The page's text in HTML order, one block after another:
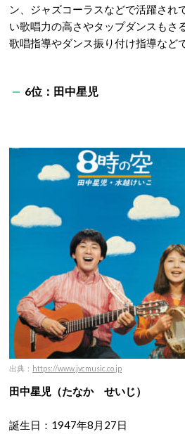
ン、ジャズコーラスなどで活躍され
い歌唱力の高さやタップダンスもさ
歌唱指導やダンス振り付け指導など
6位：田中星児
出典： https://www.jvcmusic.co.jp
田中星児（たなか せいじ）
誕生日：1947年8月27日